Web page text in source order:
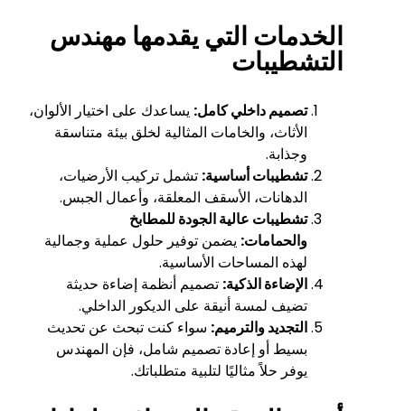
الخدمات التي يقدمها مهندس
التشطيبات
تصميم داخلي كامل: يساعدك على اختيار الألوان،
الأثاث، والخامات المثالية لخلق بيئة متناسقة
وجذابة.
تشطيبات أساسية: تشمل تركيب الأرضيات،
الدهانات، الأسقف المعلقة، وأعمال الجبس.
تشطيبات عالية الجودة للمطابخ
والحمامات: يضمن توفير حلول عملية وجمالية
لهذه المساحات الأساسية.
الإضاءة الذكية: تصميم أنظمة إضاءة حديثة
تضيف لمسة أنيقة على الديكور الداخلي.
التجديد والترميم: سواء كنت تبحث عن تحديث
بسيط أو إعادة تصميم شامل، فإن المهندس
يوفر حلاً مثاليًا لتلبية متطلباتك.